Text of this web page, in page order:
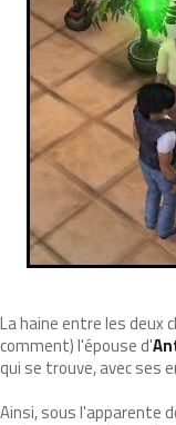
La haine entre les deux
comment) l'épouse d'
qui se trouve, avec ses
Ainsi, sous l'apparente